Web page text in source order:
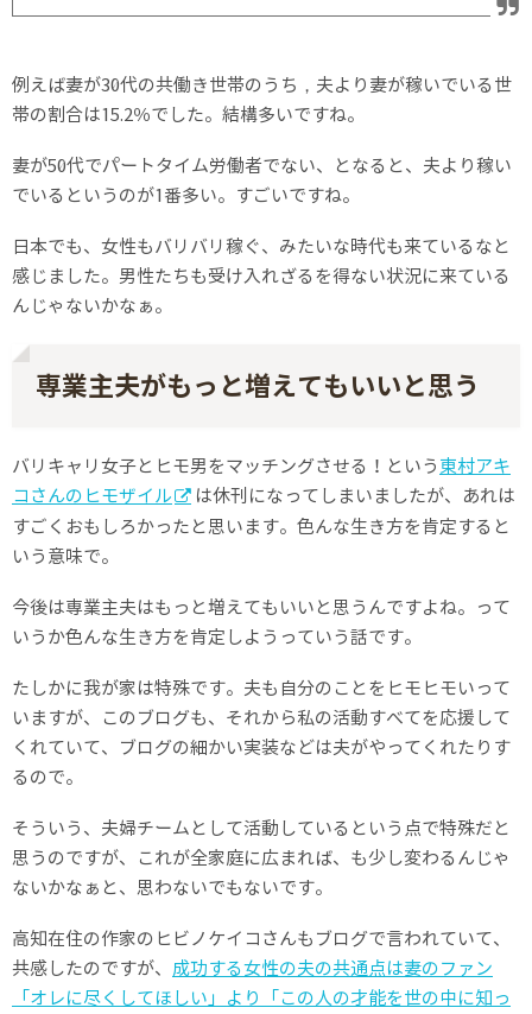
例えば妻が30代の共働き世帯のうち，夫より妻が稼いでいる世
帯の割合は15.2％でした。結構多いですね。
妻が50代でパートタイム労働者でない、となると、夫より稼い
でいるというのが1番多い。すごいですね。
日本でも、女性もバリバリ稼ぐ、みたいな時代も来ているなと
感じました。男性たちも受け入れざるを得ない状況に来ている
んじゃないかなぁ。
専業主夫がもっと増えてもいいと思う
バリキャリ女子とヒモ男をマッチングさせる！という東村アキ
コさんのヒモザイル
は休刊になってしまいましたが、あれは
すごくおもしろかったと思います。色んな生き方を肯定すると
いう意味で。
今後は専業主夫はもっと増えてもいいと思うんですよね。って
いうか色んな生き方を肯定しようっていう話です。
たしかに我が家は特殊です。夫も自分のことをヒモヒモいって
いますが、このブログも、それから私の活動すべてを応援して
くれていて、ブログの細かい実装などは夫がやってくれたりす
るので。
そういう、夫婦チームとして活動しているという点で特殊だと
思うのですが、これが全家庭に広まれば、も少し変わるんじゃ
ないかなぁと、思わないでもないです。
高知在住の作家のヒビノケイコさんもブログで言われていて、
共感したのですが、 成功する女性の夫の共通点は妻のファン
「オレに尽くしてほしい」より「この人の才能を世の中に知っ